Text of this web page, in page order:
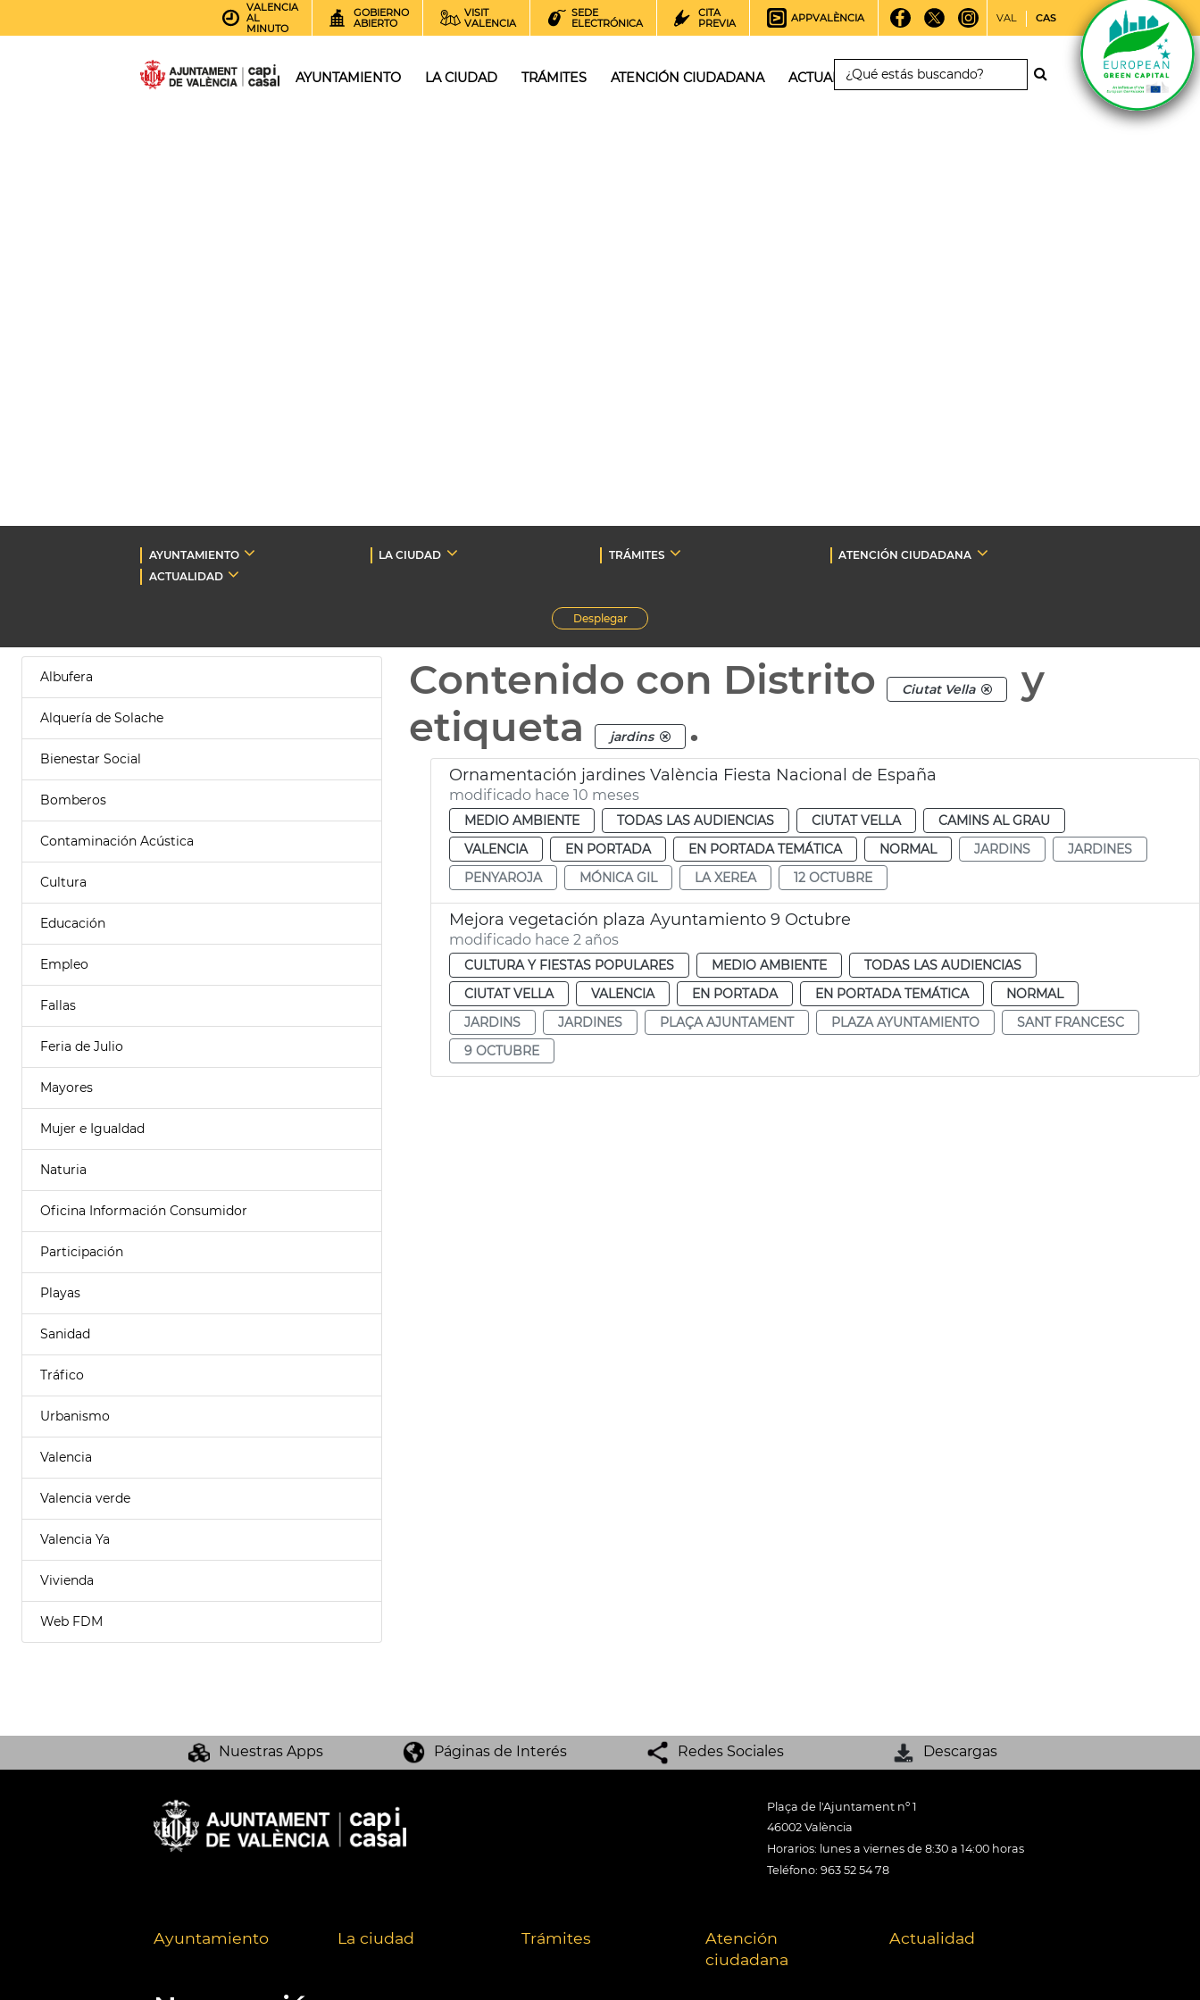
VALENCIA
AL
MINUTO
GOBIERNO
ABIERTO
VISIT
VALENCIA
SEDE
ELECTRÓNICA
CITA
PREVIA
APPVALÈNCIA VAL CAS
AYUNTAMIENTO LA CIUDAD TRÁMITES ATENCIÓN CIUDADANA ACTUALIDAD
AYUNTAMIENTO LA CIUDAD TRÁMITES
ATENCIÓN CIUDADANA
ACTUALIDAD
Desplegar
Albufera
Alquería de Solache
Bienestar Social
Bomberos
Contaminación Acústica
Cultura
Educación
Empleo
Fallas
Feria de Julio
Mayores
Mujer e Igualdad
Naturia
Oficina Información Consumidor
Participación
Playas
Sanidad
Tráfico
Urbanismo
Valencia
Valencia verde
Valencia Ya
Vivienda
Web FDM
Contenido con Distrito Ciutat Vella
y
etiqueta
jardins .
Ornamentación jardines València Fiesta Nacional de España
modificado hace 10 meses
MEDIO AMBIENTE TODAS LAS AUDIENCIAS CIUTAT VELLA
CAMINS AL GRAU
VALENCIA
EN PORTADA EN PORTADA TEMÁTICA NORMAL JARDINS
JARDINES
PENYAROJA
MÓNICA GIL LA XEREA 12 OCTUBRE
Mejora vegetación plaza Ayuntamiento 9 Octubre
modificado hace 2 años
CULTURA Y FIESTAS POPULARES MEDIO AMBIENTE
TODAS LAS AUDIENCIAS
CIUTAT VELLA
VALENCIA EN PORTADA EN PORTADA TEMÁTICA
NORMAL
JARDINS
JARDINES PLAÇA AJUNTAMENT PLAZA AYUNTAMIENTO
SANT FRANCESC
9 OCTUBRE
Nuestras Apps Páginas de Interés Redes Sociales Descargas
Plaça de l'Ajuntament nº 1
46002 València
Horarios: lunes a viernes de 8:30 a 14:00 horas
Teléfono: 963 52 54 78
Ayuntamiento La ciudad Trámites
Atención
ciudadana
Actualidad